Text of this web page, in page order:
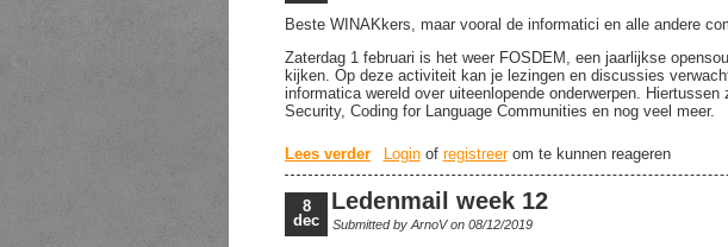
Beste WINAKkers, maar vooral de informatici en alle andere
Zaterdag 1 februari is het weer FOSDEM, een jaarlijkse
kijken. Op deze activiteit kan je lezingen en discussies
informatica wereld over uiteenlopende onderwerpen.
Security, Coding for Language Communities en nog veel meer.
Lees verder over FOSDEM
Loginof registreerom te kunnen reageren
8
dec
Ledenmail week 12
Submitted by ArnoVon 08/12/2019